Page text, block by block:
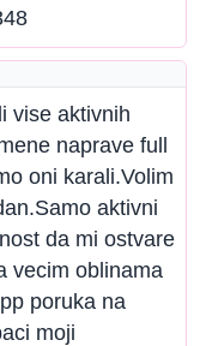
vise aktivnih
naprave full
oni karali.Volim
aktivni
da mi ostvare
vecim oblinama
poruka na
moji